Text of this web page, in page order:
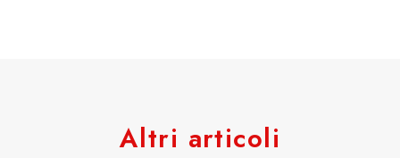
Altri articoli